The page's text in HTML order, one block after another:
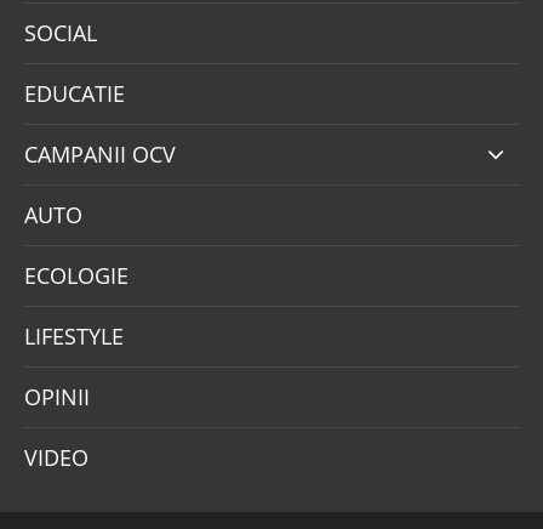
SOCIAL
EDUCATIE
CAMPANII OCV
AUTO
ECOLOGIE
LIFESTYLE
OPINII
VIDEO